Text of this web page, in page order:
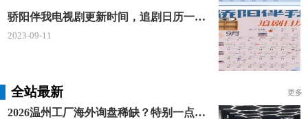
19、沿韶关东互通跨线桥行驶1.3公里,在(韶关东
互通跨线桥)朝韶关方向,靠左进入大学路
20、沿大学路行驶3.9公里,朝韶关火车东站/南韶
21、沿南韶路行驶180米,右转进入启明南路
骄阳伴我电视剧更新时间，追剧日历一览表
2023-09-11
全站最新 更多
2026温州工厂海外询盘稀缺？特别一点AI 短视频引流 + 麦穗智能获客谷歌定制独立站双渠道拓客！